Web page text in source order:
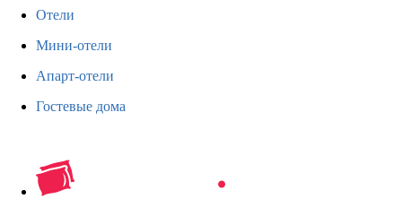
Отели
Мини-отели
Апарт-отели
Гостевые дома